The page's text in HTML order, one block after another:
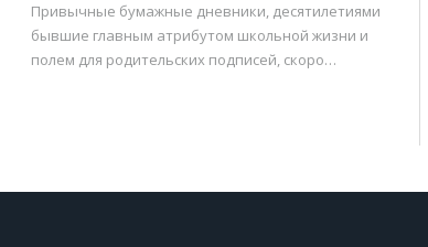
Привычные бумажные дневники, десятилетиями
бывшие главным атрибутом школьной жизни и
полем для родительских подписей, скоро…